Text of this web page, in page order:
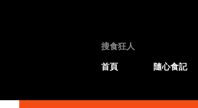
搜食狂人
首頁
隨心食記